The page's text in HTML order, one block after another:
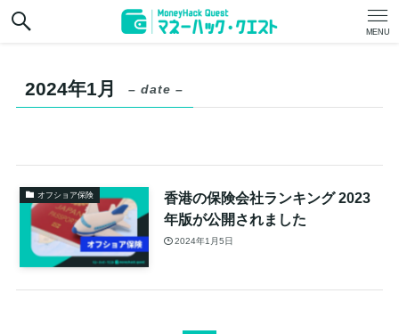
MENU
2024年1月 – date –
オフショア保険
香港の保険会社ランキング 2023
年版が公開されました
2024年1月5日